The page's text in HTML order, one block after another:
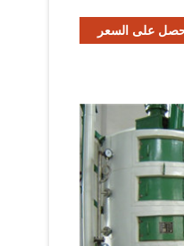
على السعر